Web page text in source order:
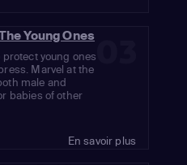
03
Young Ones
young ones
Marvel at the
male and
babies of other
En savoir plus